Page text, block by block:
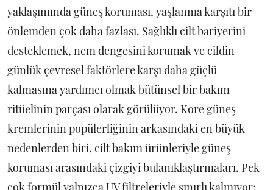
yaklaşımında güneş koruması, yaşlanma karşıtı bir
önlemden çok daha fazlası. Sağlıklı cilt bariyerini
desteklemek, nem dengesini korumak ve cildin
günlük çevresel faktörlere karşı daha güçlü
kalmasına yardımcı olmak bütünsel bir bakım
ritüelinin parçası olarak görülüyor. Kore güneş
kremlerinin popülerliğinin arkasındaki en büyük
nedenlerden biri, cilt bakım ürünleriyle güneş
koruması arasındaki çizgiyi bulanıklaştırmaları. Pek
çok formül yalnızca UV filtreleriyle sınırlı kalmıyor;